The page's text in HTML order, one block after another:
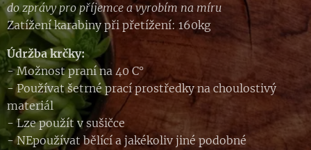
do zprávy pro příjemce a vyrobím na míru
Zatížení karabiny při přetížení: 160kg
Údržba krčky:
- Možnost praní na 40 C°
- Používat šetrné prací prostředky na choulostivý
materiál
- Lze použít v sušičce
- NEpoužívat bělící a jakékoliv jiné podobné